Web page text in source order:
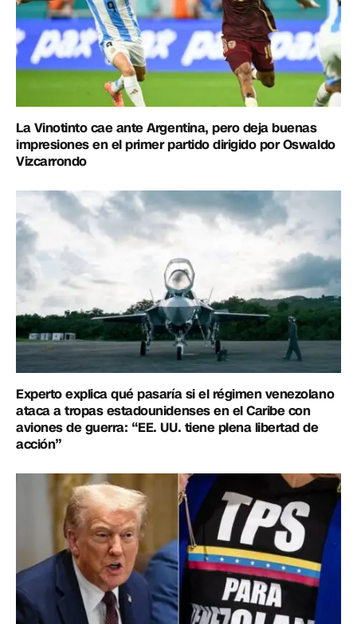
La Vinotinto cae ante Argentina, pero deja buenas
impresiones en el primer partido dirigido por Oswaldo
Vizcarrondo
Experto explica qué pasaría si el régimen venezolano
ataca a tropas estadounidenses en el Caribe con
aviones de guerra: “EE. UU. tiene plena libertad de
acción”